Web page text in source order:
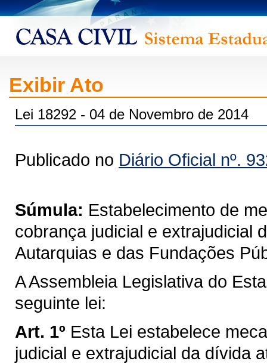
Exibir Ato
Lei 18292 - 04 de Novembro de 2014
Publicado no Diário Oficial nº.
Súmula: Estabelecimento de
cobrança judicial e extrajudicial
Autarquias e das Fundações
A Assembleia Legislativa do
seguinte lei:
Art. 1º Esta Lei estabelece
judicial e extrajudicial da dívida